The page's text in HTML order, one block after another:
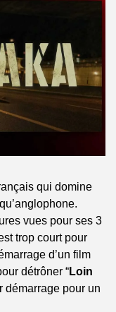
qui domine
vues pour ses 3
trop court pour
d’un film
détrôner “Loin
démarrage pour un